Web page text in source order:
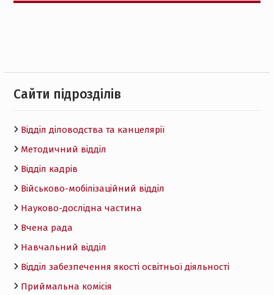
Cайти підрозділів
Відділ діловодства та канцелярії
Методичний відділ
Відділ кадрів
Військово-мобілізаційний відділ
Науково-дослідна частина
Вчена рада
Навчальний відділ
Відділ забезпечення якості освітньої діяльності
Приймальна комісія